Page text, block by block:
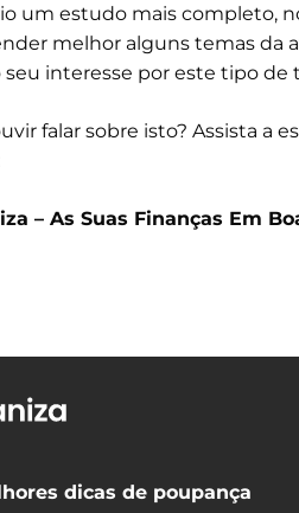
um estudo mais completo,
melhor alguns temas da
seu interesse por este tipo de
falar sobre isto? Assista a
– As Suas Finanças Em
dicas de poupança